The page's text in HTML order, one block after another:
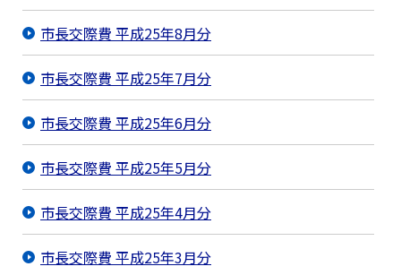
市長交際費 平成25年8月分
市長交際費 平成25年7月分
市長交際費 平成25年6月分
市長交際費 平成25年5月分
市長交際費 平成25年4月分
市長交際費 平成25年3月分